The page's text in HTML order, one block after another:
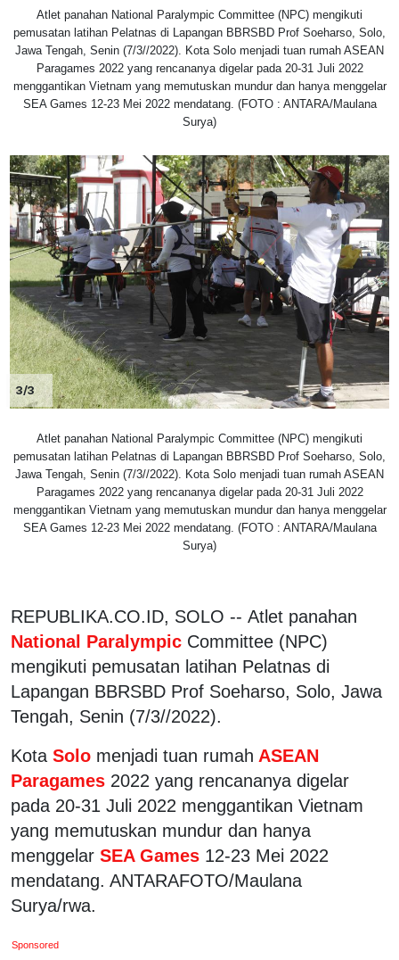
Atlet panahan National Paralympic Committee (NPC) mengikuti
pemusatan latihan Pelatnas di Lapangan BBRSBD Prof Soeharso, Solo,
Jawa Tengah, Senin (7/3//2022). Kota Solo menjadi tuan rumah ASEAN
Paragames 2022 yang rencananya digelar pada 20-31 Juli 2022
menggantikan Vietnam yang memutuskan mundur dan hanya menggelar
SEA Games 12-23 Mei 2022 mendatang. (FOTO : ANTARA/Maulana
Surya)
3/3
Atlet panahan National Paralympic Committee (NPC) mengikuti
pemusatan latihan Pelatnas di Lapangan BBRSBD Prof Soeharso, Solo,
Jawa Tengah, Senin (7/3//2022). Kota Solo menjadi tuan rumah ASEAN
Paragames 2022 yang rencananya digelar pada 20-31 Juli 2022
menggantikan Vietnam yang memutuskan mundur dan hanya menggelar
SEA Games 12-23 Mei 2022 mendatang. (FOTO : ANTARA/Maulana
Surya)
REPUBLIKA.CO.ID, SOLO -- Atlet panahan
National Paralympic Committee (NPC)
mengikuti pemusatan latihan Pelatnas di
Lapangan BBRSBD Prof Soeharso, Solo, Jawa
Tengah, Senin (7/3//2022).
KotaSolo menjadi tuan rumah ASEAN
Paragames 2022 yang rencananya digelar
pada 20-31 Juli 2022 menggantikan Vietnam
yang memutuskan mundur dan hanya
menggelar SEA Games 12-23 Mei 2022
mendatang. ANTARAFOTO/Maulana
Surya/rwa.
Sponsored